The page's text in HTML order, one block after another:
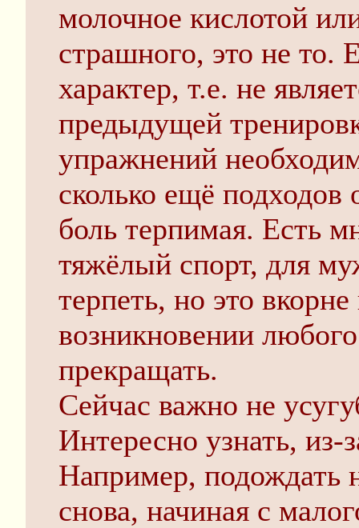
молочное кислотой
страшного, это не то.
характер, т.е. не
предыдущей
упражнений
сколько ещё подходов
боль терпимая. Есть
тяжёлый спорт, для
терпеть, но это
возникновении
прекращать.
Сейчас важно не
Интересно узнать, из-
Например, подождать
снова, начиная с